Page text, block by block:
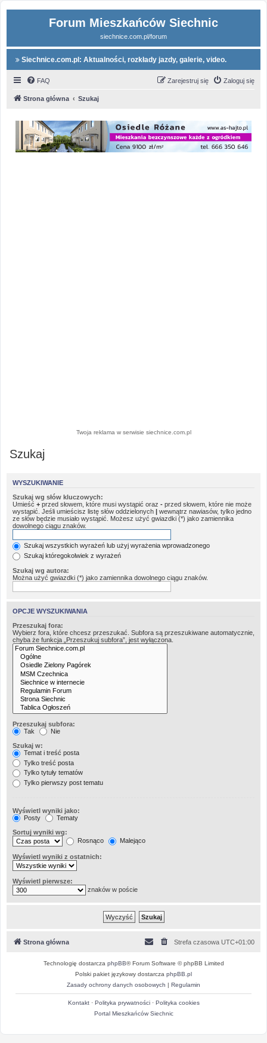
Forum Mieszkańców Siechnic
siechnice.com.pl/forum
Siechnice.com.pl: Aktualności, rozkłady jazdy, galerie, video.
FAQ Zaloguj się
Zarejestruj się
Strona główna Szukaj
Twoja reklama w serwisie siechnice.com.pl
Szukaj
WYSZUKIWANIE
Szukaj wg słów kluczowych:
Umieść + przed słowem, które musi wystąpić oraz - przed słowem, które nie może
wystąpić. Jeśli umieścisz listę słów oddzielonych
wewnątrz nawiasów, tylko jedno
ze słów będzie musiało wystąpić. Możesz użyć gwiazdki (*) jako zamiennika
dowolnego ciągu znaków.
Szukaj wszystkich wyrażeń lub użyj wyrażenia wprowadzonego
Szukaj któregokolwiek z wyrażeń
Szukaj wg autora:
Można użyć gwiazdki (*) jako zamiennika dowolnego ciągu znaków.
OPCJE WYSZUKIWANIA
Przeszukaj fora:
Wybierz fora, które chcesz przeszukać. Subfora są przeszukiwane automatycznie,
chyba że funkcja „Przeszukuj subfora”, jest wyłączona.
Przeszukaj subfora:
Tak
Nie
Szukaj w:
Temat i treść posta
Tylko treść posta
Tylko tytuły tematów
Tylko pierwszy post tematu
Wyświetl wyniki jako:
Posty
Tematy
Sortuj wyniki wg:
Rosnąco
Malejąco
Wyświetl wyniki z ostatnich:
Wyświetl pierwsze:
znaków w poście
Strona główna Strefa czasowa UTC+01:00
Technologię dostarcza phpBB® Forum Software © phpBB Limited
Polski pakiet językowy dostarcza phpBB.pl
Zasady ochrony danych osobowych | Regulamin
Kontakt· Polityka prywatności· Polityka cookies
Portal Mieszkańców Siechnic